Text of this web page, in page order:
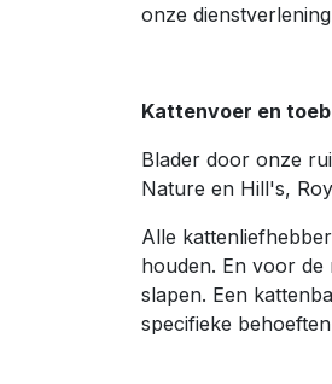
onze
Kattenvoer en
Blader door onze
Nature en Hill's,
Alle
houden. En voor de
slapen. Een
specifieke